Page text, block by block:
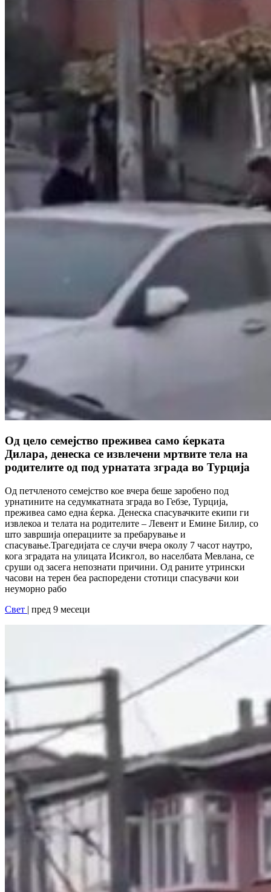
Од цело семејство преживеа само ќерката
Дилара, денеска се извлечени мртвите тела на
родителите од под урнатата зграда во Турција
Од петчленото семејство кое вчера беше заробено под
урнатините на седумкатната зграда во Гебзе, Турција,
преживеа само една ќерка. Денеска спасувачките екипи ги
извлекоа и телата на родителите – Левент и Емине Билир, со
што завршија операциите за пребарување и
спасување.Трагедијата се случи вчера околу 7 часот наутро,
кога зградата на улицата Исикгол, во населбата Мевлана, се
сруши од засега непознати причини. Од раните утрински
часови на терен беа распоредени стотици спасувачи кои
неуморно рабо
Свет | пред 9 месеци